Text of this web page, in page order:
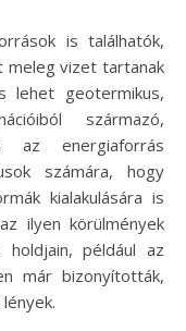
is találhatók,
meleg vizet tartanak
lehet geotermikus,
származó,
az energiaforrás
számára, hogy
kialakulására is
ilyen körülmények
például az
már bizonyították,